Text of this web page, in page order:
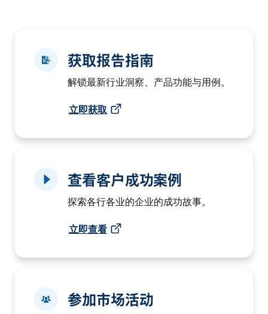
获取报告指南
解锁最新行业洞察、产品功能与用例。
立即获取
查看客户成功案例
探索各行各业的企业的成功故事。
立即查看
参加市场活动